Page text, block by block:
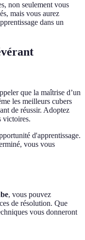
non seulement vous
mais vous aurez
dans un
que la maîtrise d’un
les meilleurs cubers
de réussir. Adoptez
victoires.
d'apprentissage.
vous vous
, vous pouvez
de résolution. Que
vous donneront